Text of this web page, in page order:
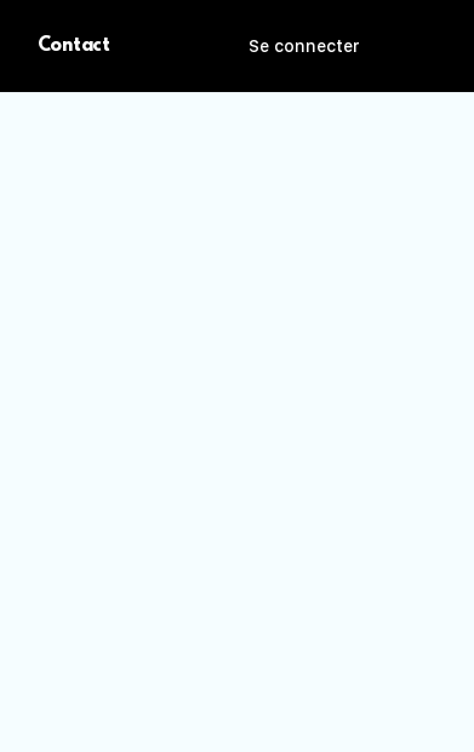
Contact Se connecter